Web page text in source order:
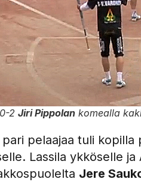
2 Jiri Pippolan komealla
pelaajaa tuli
Lassila ykköselle
Jere